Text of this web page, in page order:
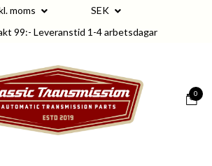
moms
SEK
99:- Leveranstid 1-4 arbetsdagar
0